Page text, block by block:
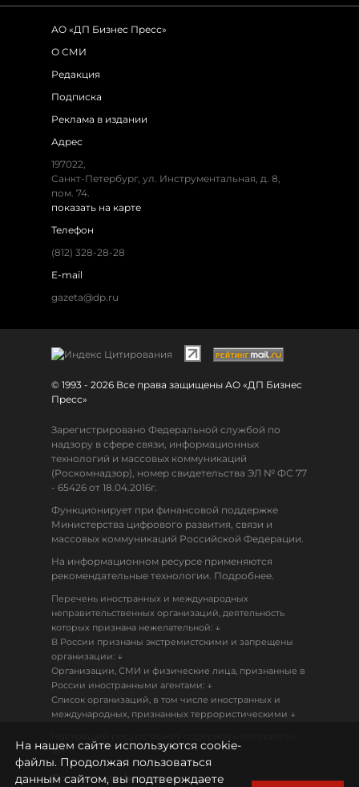
АО «ДП Бизнес Пресс»
О СМИ
Редакция
Подписка
Реклама в издании
Адрес
197022,
Санкт-Петербург, ул. Инструментальная, д. 8,
пом. 74.
показать на карте
Телефон
(812) 328-28-28
E-mail
gazeta@dp.ru
© 1993 - 2026 Все права защищены АО «ДП Бизнес
Пресс»
Зарегистрировано Федеральной службой по
надзору в сфере связи, информационных
технологий и массовых коммуникаций
(Роскомнадзор), номер свидетельства ЭЛ № ФС 77
- 65426 от 18.04.2016г.
Функционирует при финансовой поддержке
Министерства цифрового развития, связи и
массовых коммуникаций Российской Федерации.
На информационном ресурсе применяются
рекомендательные технологии. Подробнее.
Перечень иностранных и международных
неправительственных организаций, деятельность
которых признана нежелательной: ↓
В России признаны экстремистскими и запрещены
организации: ↓
Организации, СМИ и физические лица, признанные в
России иностранными агентами: ↓
Список организаций, в том числе иностранных и
международных, признанных террористическими ↓
18+
Политика конфиденциальности
На нашем сайте используются cookie-
файлы. Продолжая пользоваться
данным сайтом, вы подтверждаете